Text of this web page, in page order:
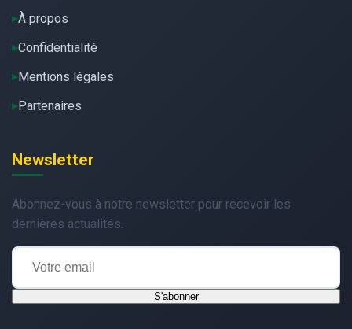
À propos
Confidentialité
Mentions légales
Partenaires
Newsletter
Abonnez-vous à notre newsletter pour recevoir les
dernières actualités.
S'abonner